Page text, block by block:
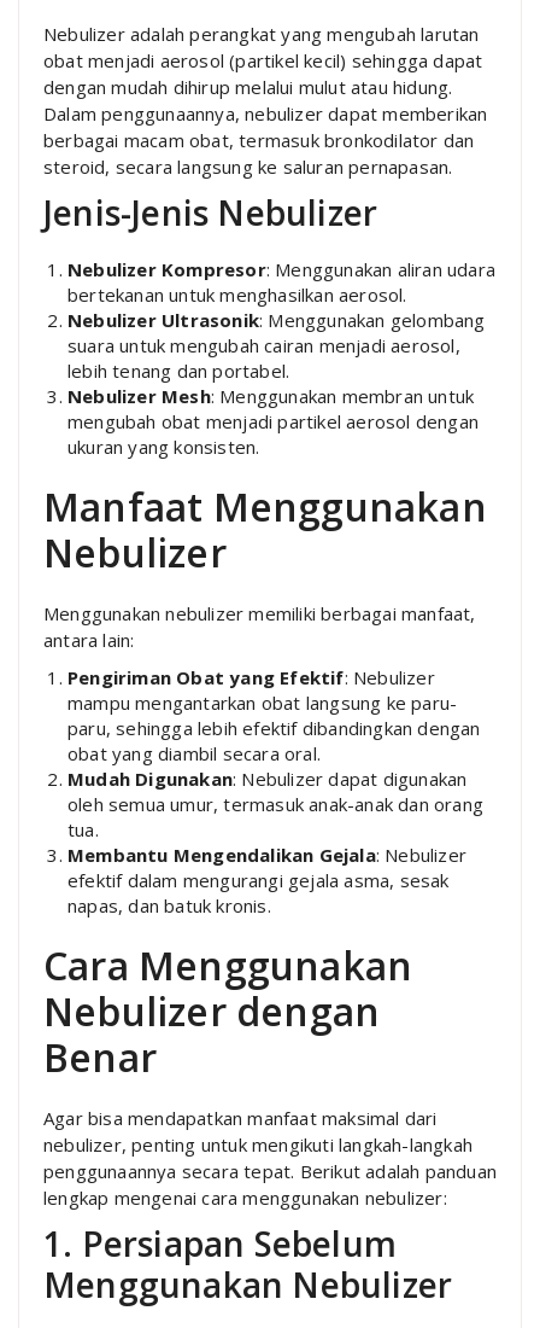
Nebulizer adalah perangkat yang mengubah larutan
obat menjadi aerosol (partikel kecil) sehingga dapat
dengan mudah dihirup melalui mulut atau hidung.
Dalam penggunaannya, nebulizer dapat memberikan
berbagai macam obat, termasuk bronkodilator dan
steroid, secara langsung ke saluran pernapasan.
Jenis-Jenis Nebulizer
Nebulizer Kompresor: Menggunakan aliran udara
bertekanan untuk menghasilkan aerosol.
Nebulizer Ultrasonik: Menggunakan gelombang
suara untuk mengubah cairan menjadi aerosol,
lebih tenang dan portabel.
Nebulizer Mesh: Menggunakan membran untuk
mengubah obat menjadi partikel aerosol dengan
ukuran yang konsisten.
Manfaat Menggunakan
Nebulizer
Menggunakan nebulizer memiliki berbagai manfaat,
antara lain:
Pengiriman Obat yang Efektif: Nebulizer
mampu mengantarkan obat langsung ke paru-
paru, sehingga lebih efektif dibandingkan dengan
obat yang diambil secara oral.
Mudah Digunakan: Nebulizer dapat digunakan
oleh semua umur, termasuk anak-anak dan orang
tua.
Membantu Mengendalikan Gejala: Nebulizer
efektif dalam mengurangi gejala asma, sesak
napas, dan batuk kronis.
Cara Menggunakan
Nebulizer dengan
Benar
Agar bisa mendapatkan manfaat maksimal dari
nebulizer, penting untuk mengikuti langkah-langkah
penggunaannya secara tepat. Berikut adalah panduan
lengkap mengenai cara menggunakan nebulizer:
1. Persiapan Sebelum
Menggunakan Nebulizer